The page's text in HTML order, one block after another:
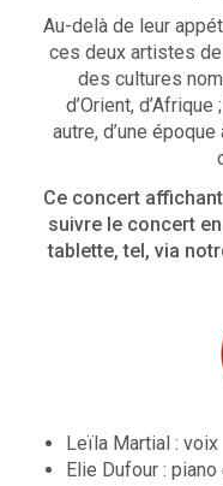
Au-delà de leur
ces deux artistes
des cultures
d’Orient,
autre, d’une
Ce concert
suivre le concert
tablette, tel, via
Leïla Martial : voix
Elie Dufour :